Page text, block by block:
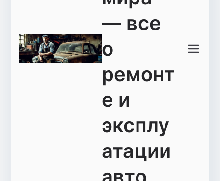
— все
о
ремонт
е и
эксплу
атации